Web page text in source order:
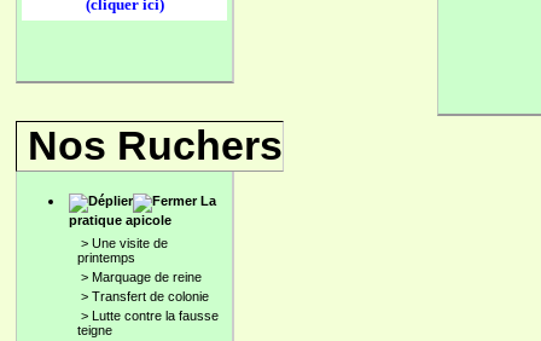
(cliquer ici)
Nos Ruchers
La
pratique apicole
> Une visite de
printemps
> Marquage de reine
> Transfert de colonie
> Lutte contre la fausse
teigne